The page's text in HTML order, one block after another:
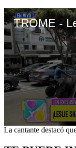
0
La cantante destacó